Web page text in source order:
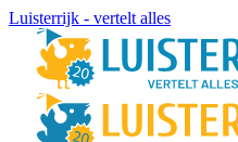
Luisterrijk - vertelt alles